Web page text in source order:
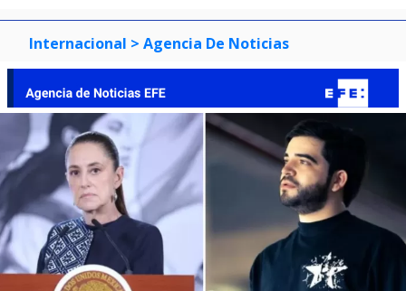
Internacional > Agencia De Noticias